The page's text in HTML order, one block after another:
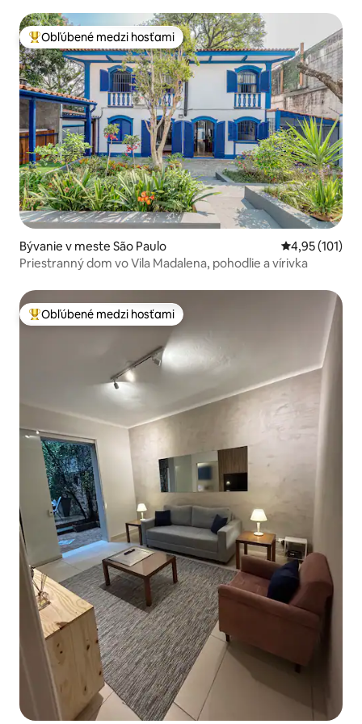
Najobľúbenejšie medzi hosťami
Obľúbené medzi hosťami
Bývanie v meste São Paulo Priemerné
4,95 (101)
Priestranný dom vo Vila Madalena, pohodlie a vírivka
Najobľúbenejšie medzi hosťami
Obľúbené medzi hosťami